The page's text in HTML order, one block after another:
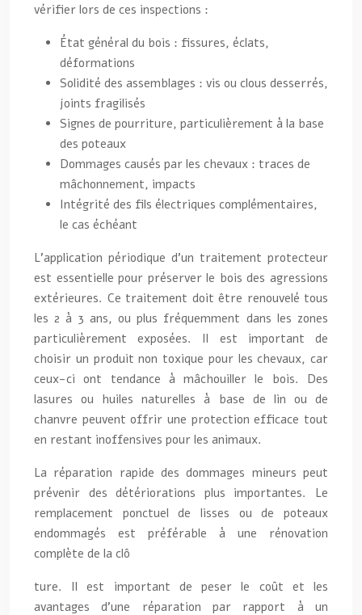
vérifier lors de ces inspections :
État général du bois : fissures, éclats,
déformations
Solidité des assemblages : vis ou clous desserrés,
joints fragilisés
Signes de pourriture, particulièrement à la base
des poteaux
Dommages causés par les chevaux : traces de
mâchonnement, impacts
Intégrité des fils électriques complémentaires,
le cas échéant
L’application périodique d’un traitement protecteur
est essentielle pour préserver le bois des agressions
extérieures. Ce traitement doit être renouvelé tous
les 2 à 3 ans, ou plus fréquemment dans les zones
particulièrement exposées. Il est important de
choisir un produit non toxique pour les chevaux, car
ceux-ci ont tendance à mâchouiller le bois. Des
lasures ou huiles naturelles à base de lin ou de
chanvre peuvent offrir une protection efficace tout
en restant inoffensives pour les animaux.
La réparation rapide des dommages mineurs peut
prévenir des détériorations plus importantes. Le
remplacement ponctuel de lisses ou de poteaux
endommagés est préférable à une rénovation
complète de la clô
ture. Il est important de peser le coût et les
avantages d’une réparation par rapport à un